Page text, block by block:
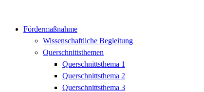
Fördermaßnahme
Wissenschaftliche Begleitung
Querschnittsthemen
Querschnittsthema 1
Querschnittsthema 2
Querschnittsthema 3